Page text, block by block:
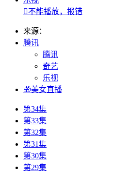
不能播放，报错
来源：
腾讯
腾讯
奇艺
乐视
🎁美女直播
第34集
第33集
第32集
第31集
第30集
第29集